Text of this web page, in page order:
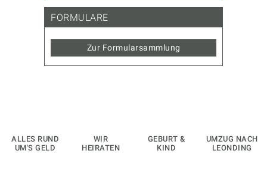
FORMULARE
Zur Formularsammlung
ALLES RUND
UM'S GELD
WIR
HEIRATEN
GEBURT &
KIND
UMZUG NACH
LEONDING